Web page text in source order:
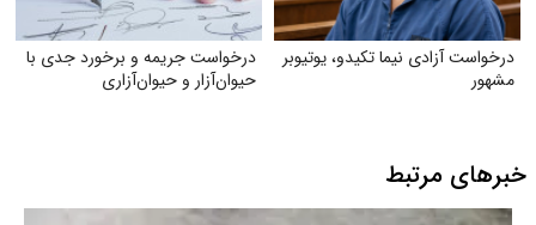
درخواست آزادی نیما تکیدو، یوتیوبر
مشهور
درخواست جریمه و برخورد جدی با
حیوان‌آزار و حیوان‌آزاری
خبرهای مرتبط